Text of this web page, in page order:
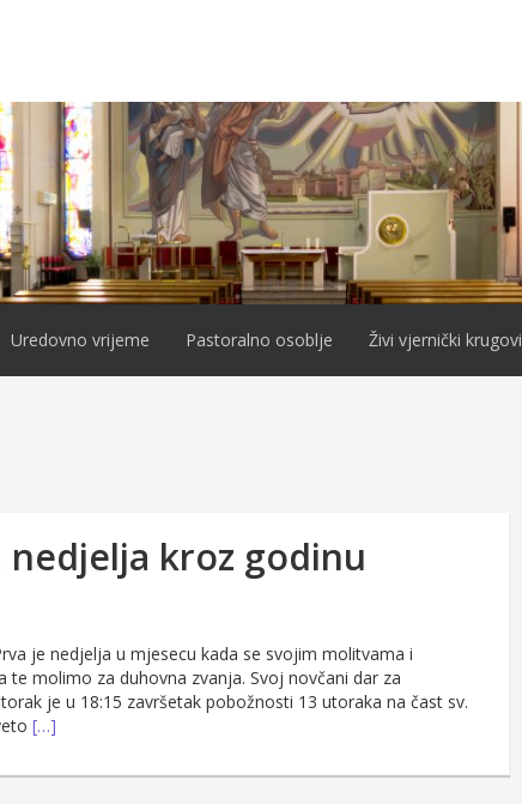
Uredovno vrijeme Pastoralno osoblje Živi vjernički krugovi
nedjelja kroz godinu
je nedjelja u mjesecu kada se svojim molitvama i
molimo za duhovna zvanja. Svoj novčani dar za
je u 18:15 završetak pobožnosti 13 utoraka na čast sv.
[…]